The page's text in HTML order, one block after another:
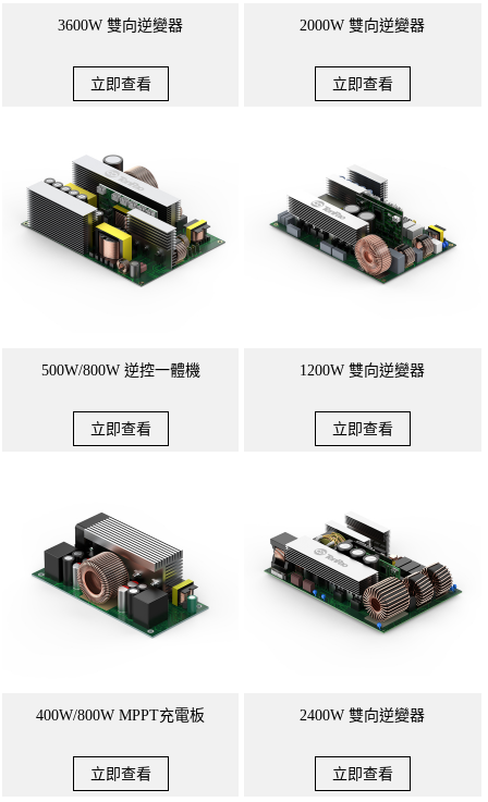
3600W 雙向逆變器
立即查看
2000W 雙向逆變器
立即查看
500W/800W 逆控一體機
立即查看
1200W 雙向逆變器
立即查看
400W/800W MPPT充電板
立即查看
2400W 雙向逆變器
立即查看